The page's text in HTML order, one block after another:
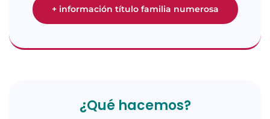
+ información título familia numerosa
¿Qué hacemos?